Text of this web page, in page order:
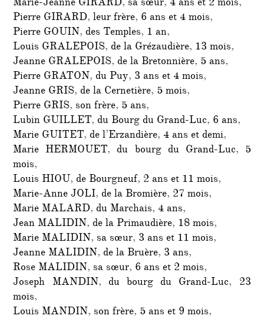
Marie-Jeanne GIRARD, sa sœur, 4 ans et 2 mois,
Pierre GIRARD, leur frère, 6 ans et 4 mois,
Pierre GOUIN, des Temples, 1 an,
Louis GRALEPOIS, de la Grézaudière, 13 mois,
Jeanne GRALEPOIS, de la Bretonnière, 5 ans,
Pierre GRATON, du Puy, 3 ans et 4 mois,
Jeanne GRIS, de la Cernetière, 5 mois,
Pierre GRIS, son frère, 5 ans,
Lubin GUILLET, du Bourg du Grand-Luc, 6 ans,
Marie GUITET, de l’Erzandière, 4 ans et demi,
Marie HERMOUET, du bourg du Grand-Luc, 5
mois,
Louis HIOU, de Bourgneuf, 2 ans et 11 mois,
Marie-Anne JOLI, de la Bromière, 27 mois,
Marie MALARD, du Marchais, 4 ans,
Jean MALIDIN, de la Primaudière, 18 mois,
Marie MALIDIN, sa sœur, 3 ans et 11 mois,
Jeanne MALIDIN, de la Bruère, 3 ans,
Rose MALIDIN, sa sœur, 6 ans et 2 mois,
Joseph MANDIN, du bourg du Grand-Luc, 23
mois,
Louis MANDIN, son frère, 5 ans et 9 mois,